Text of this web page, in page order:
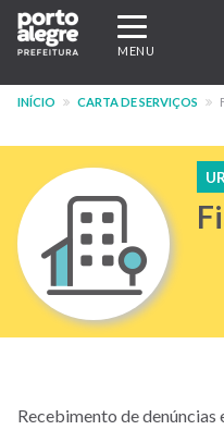
Pular
para
conteúdo
Expandir/
navegação
MENU
INÍCIO CARTA DE SERVIÇOS
Recebimento de